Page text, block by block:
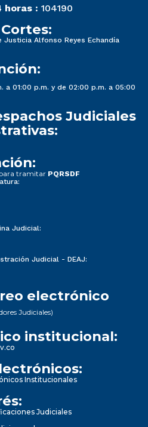
horas : 104190
Justicia Alfonso Reyes Echandía
a 01:00 p.m. y de 02:00 p.m. a 05:00
Judiciales
tramitar PQRSDF
Judicial:
Judicial - DEAJ:
electrónico
Judiciales)
institucional:
Institucionales
Judiciales